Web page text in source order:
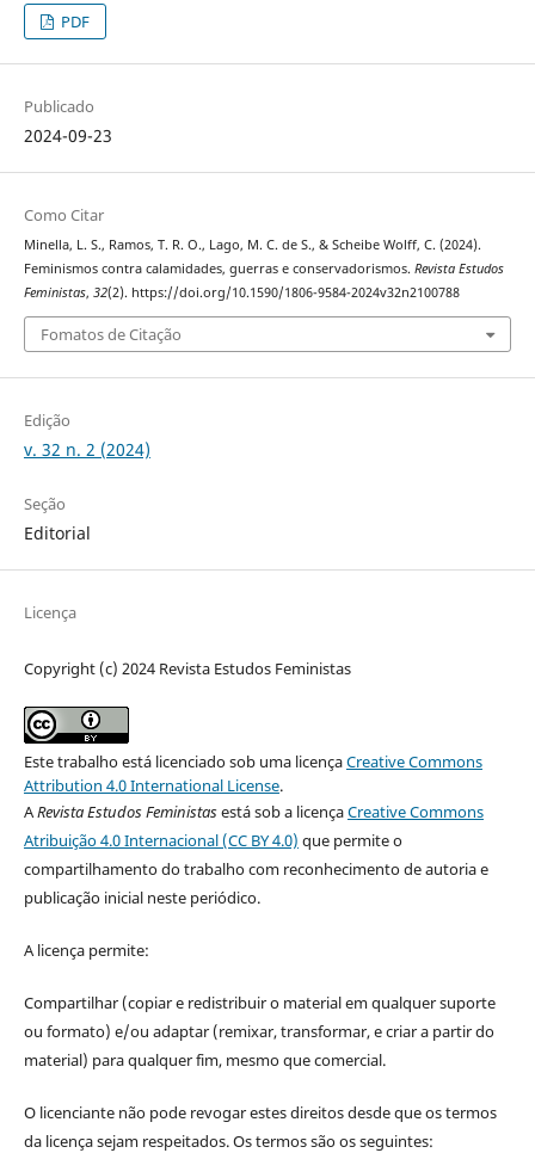
PDF
Publicado
2024-09-23
Como Citar
Minella, L. S., Ramos, T. R. O., Lago, M. C. de S., & Scheibe Wolff, C. (2024).
Feminismos contra calamidades, guerras e conservadorismos. Revista Estudos
Feministas, 32(2). https://doi.org/10.1590/1806-9584-2024v32n2100788
Fomatos de Citação
Edição
v. 32 n. 2 (2024)
Seção
Editorial
Licença
Copyright (c) 2024 Revista Estudos Feministas
Este trabalho está licenciado sob uma licençaCreative Commons
Attribution 4.0 International License.
ARevista Estudos Feministasestá sob a licençaCreative Commons
Atribuição 4.0 Internacional (CC BY 4.0) que permite o
compartilhamento do trabalho com reconhecimento de autoria e
publicação inicial neste periódico.
A licença permite:
Compartilhar (copiar e redistribuir o material em qualquer suporte
ou formato) e/ou adaptar (remixar, transformar, e criar a partir do
material) para qualquer fim, mesmo que comercial.
O licenciante não pode revogar estes direitos desde que os termos
da licença sejam respeitados. Os termos são os seguintes: